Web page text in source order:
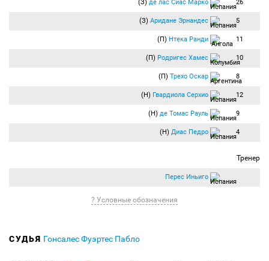
(З) де лас Сиас Марко 26
(З) Аридане Эрнандес 5
(П) Нтека Ранди 11
(П) Родригес Хамес 10
(П) Трехо Оскар 8
(Н) Гвардиола Серхио 12
(Н) де Томас Рауль 9
(Н) Диас Педро 4
Тренер
Перес Иньиго
? Условные обозначения
СУДЬЯ Гонсалес Фуэртес Пабло